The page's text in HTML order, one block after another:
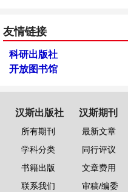
友情链接
科研出版社
开放图书馆
汉斯出版社
所有期刊
学科分类
书籍出版
联系我们
汉斯期刊
最新文章
同行评议
文章费用
审稿/编委